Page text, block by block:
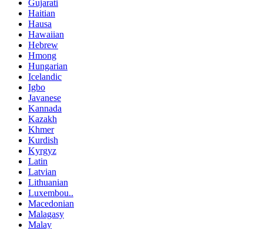
Gujarati
Haitian
Hausa
Hawaiian
Hebrew
Hmong
Hungarian
Icelandic
Igbo
Javanese
Kannada
Kazakh
Khmer
Kurdish
Kyrgyz
Latin
Latvian
Lithuanian
Luxembou..
Macedonian
Malagasy
Malay